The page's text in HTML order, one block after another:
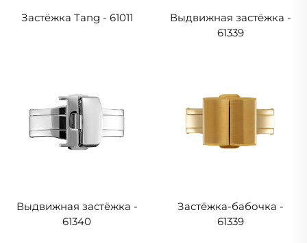
Застёжка Tang - 61011
Выдвижная застёжка -
61339
Выдвижная застёжка -
61340
Застёжка-бабочка -
61339